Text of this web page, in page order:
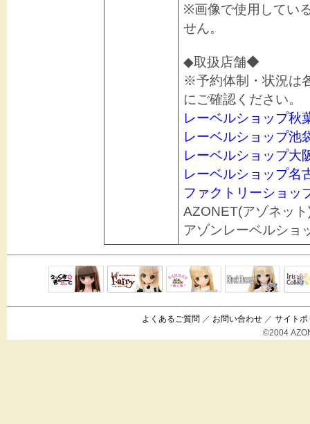
※画像で使用してい
せん。
◆取扱店舗◆
※予約体制・状況は
にご確認ください。
レーベルショップ秋
レーベルショップ池
レーベルショップ大
レーベルショップ名
ファクトリーショッ
AZONET(アゾネット
アゾンレーベルショ
よくあるご質問 ／ お問い合わせ ／ サイトポ
©2004